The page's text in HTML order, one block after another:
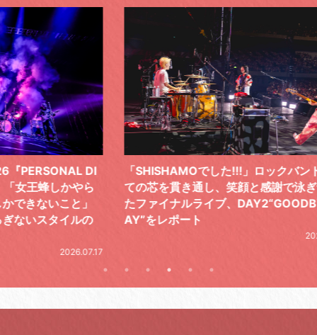
DI
ら
」
の
「SHISHAMOでした!!!」ロックバンドとし
ての芯を貫き通し、笑顔と感謝で泳ぎ切っ
たファイナルライブ、DAY2“GOODBYE D
AY”をレポート
気
レ